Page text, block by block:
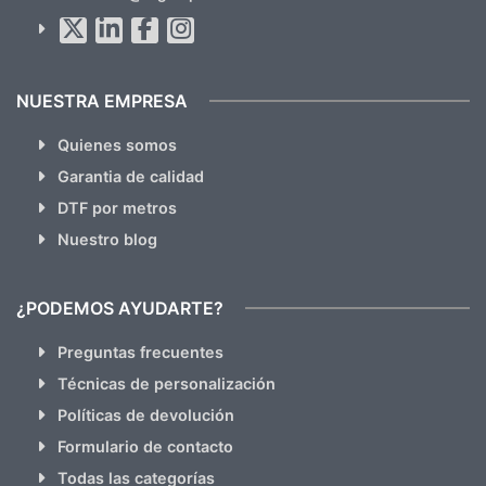
hacemos Spam)
NUESTRA EMPRESA
Quienes somos
Garantia de calidad
DTF por metros
Nuestro blog
¿PODEMOS AYUDARTE?
Preguntas frecuentes
Técnicas de personalización
Políticas de devolución
Formulario de contacto
Todas las categorías